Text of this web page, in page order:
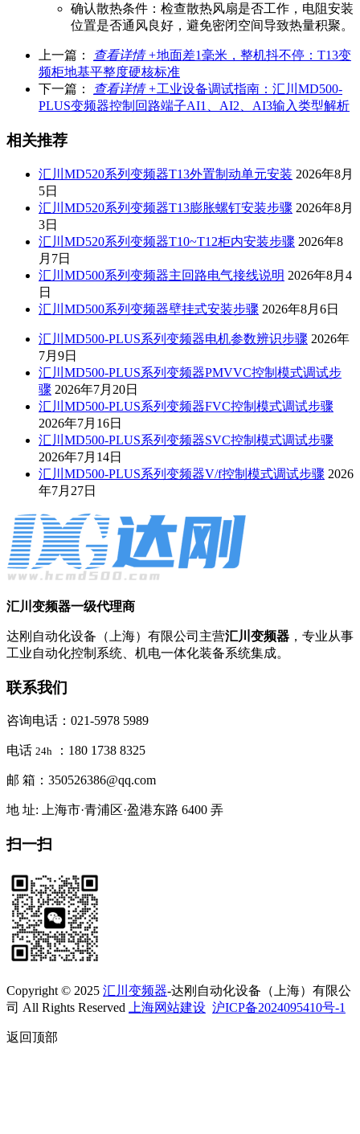
确认散热条件：检查散热风扇是否工作，电阻安装
位置是否通风良好，避免密闭空间导致热量积聚。
上一篇： 查看详情 +地面差1毫米，整机抖不停：T13变
频柜地基平整度硬核标准
下一篇：
查看详情 +工业设备调试指南：汇川MD500-
PLUS变频器控制回路端子AI1、AI2、AI3输入类型解析
相关推荐
汇川MD520系列变频器T13外置制动单元安装 2026年8月
5日
汇川MD520系列变频器T13膨胀螺钉安装步骤 2026年8月
3日
汇川MD520系列变频器T10~T12柜内安装步骤 2026年8
月7日
汇川MD500系列变频器主回路电气接线说明 2026年8月4
日
汇川MD500系列变频器壁挂式安装步骤 2026年8月6日
汇川MD500-PLUS系列变频器电机参数辨识步骤 2026年
7月9日
汇川MD500-PLUS系列变频器PMVVC控制模式调试步
骤 2026年7月20日
汇川MD500-PLUS系列变频器FVC控制模式调试步骤
2026年7月16日
汇川MD500-PLUS系列变频器SVC控制模式调试步骤
2026年7月14日
汇川MD500-PLUS系列变频器V/f控制模式调试步骤 2026
年7月27日
汇川变频器一级代理商
达刚自动化设备（上海）有限公司主营汇川变频器 ，专业从事
工业自动化控制系统、机电一体化装备系统集成。
联系我们
咨询电话：021-5978 5989
电话 24h ：180 1738 8325
邮 箱：350526386@qq.com
地 址: 上海市·青浦区·盈港东路 6400 弄
扫一扫
Copyright © 2025 汇川变频器-达刚自动化设备（上海）有限公
司 All Rights Reserved
上海网站建设 沪ICP备2024095410号-1
返回顶部